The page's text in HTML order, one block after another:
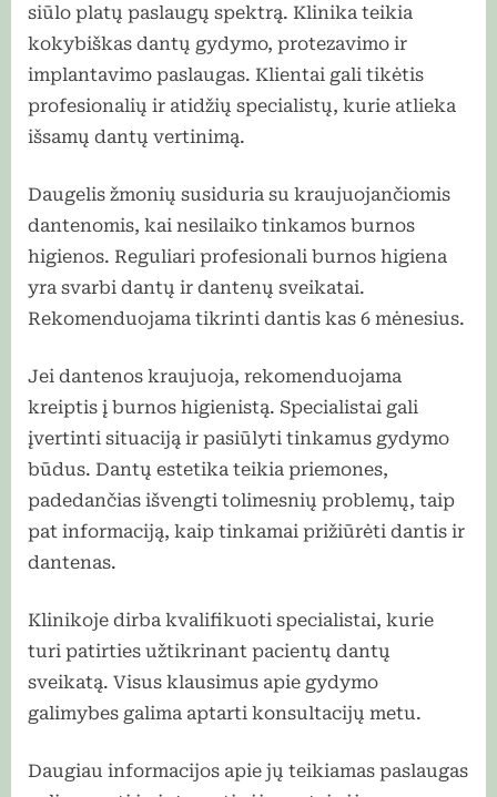
siūlo platų paslaugų spektrą. Klinika teikia
kokybiškas dantų gydymo, protezavimo ir
implantavimo paslaugas. Klientai gali tikėtis
profesionalių ir atidžių specialistų, kurie atlieka
išsamų dantų vertinimą.
Daugelis žmonių susiduria su kraujuojančiomis
dantenomis, kai nesilaiko tinkamos burnos
higienos. Reguliari profesionali burnos higiena
yra svarbi dantų ir dantenų sveikatai.
Rekomenduojama tikrinti dantis kas 6 mėnesius.
Jei dantenos kraujuoja, rekomenduojama
kreiptis į burnos higienistą. Specialistai gali
įvertinti situaciją ir pasiūlyti tinkamus gydymo
būdus. Dantų estetika teikia priemones,
padedančias išvengti tolimesnių problemų, taip
pat informaciją, kaip tinkamai prižiūrėti dantis ir
dantenas.
Klinikoje dirba kvalifikuoti specialistai, kurie
turi patirties užtikrinant pacientų dantų
sveikatą. Visus klausimus apie gydymo
galimybes galima aptarti konsultacijų metu.
Daugiau informacijos apie jų teikiamas paslaugas